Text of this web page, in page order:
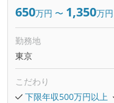
650万円 〜 1,350万円
勤務地
東京
こだわり
下限年収500万円以上